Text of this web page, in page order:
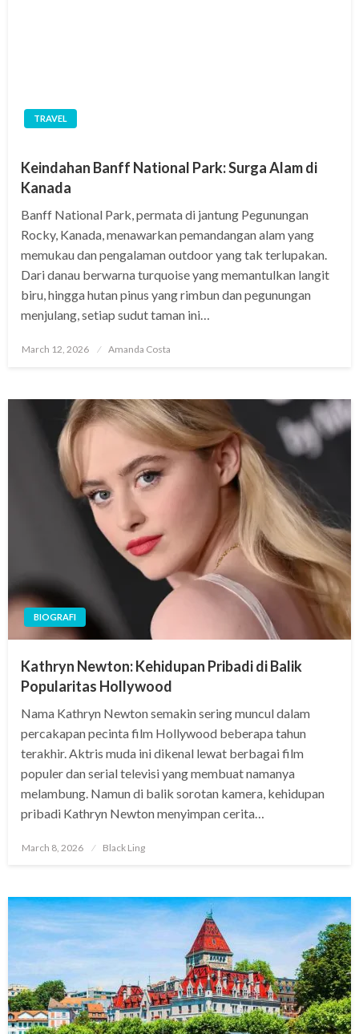
TRAVEL
Keindahan Banff National Park: Surga Alam di
Kanada
Banff National Park, permata di jantung Pegunungan
Rocky, Kanada, menawarkan pemandangan alam yang
memukau dan pengalaman outdoor yang tak terlupakan.
Dari danau berwarna turquoise yang memantulkan langit
biru, hingga hutan pinus yang rimbun dan pegunungan
menjulang, setiap sudut taman ini…
Posted
March 12, 2026 Amanda Costa
BIOGRAFI
Kathryn Newton: Kehidupan Pribadi di Balik
Popularitas Hollywood
Nama Kathryn Newton semakin sering muncul dalam
percakapan pecinta film Hollywood beberapa tahun
terakhir. Aktris muda ini dikenal lewat berbagai film
populer dan serial televisi yang membuat namanya
melambung. Namun di balik sorotan kamera, kehidupan
pribadi Kathryn Newton menyimpan cerita…
Posted
March 8, 2026 Black Ling